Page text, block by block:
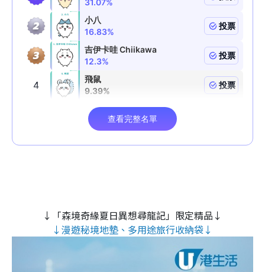
↓「森境奇緣夏日異想尋龍記」限定精品↓
↓漫遊秘境地墊、多用途旅行收納袋↓